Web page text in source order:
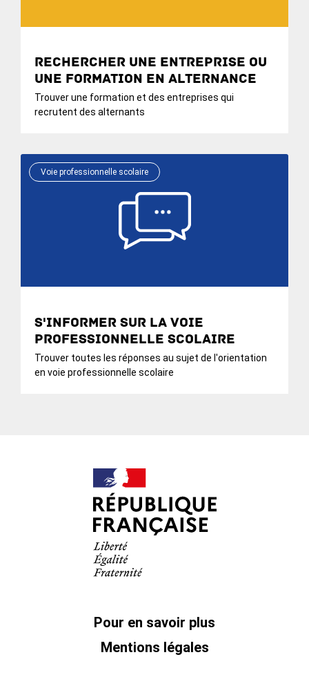
Rechercher une entreprise ou
une formation en alternance
Trouver une formation et des entreprises qui
recrutent des alternants
Voie professionnelle scolaire
S'informer sur la voie
professionnelle scolaire
Trouver toutes les réponses au sujet de l'orientation
en voie professionnelle scolaire
Pour en savoir plus
Mentions légales